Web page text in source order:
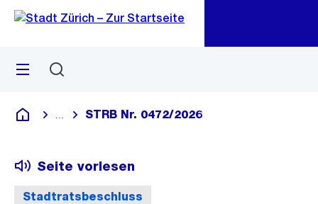
Navigation
Sprunglink
Menü
Deutsch
Blende alle Breadcrumbs ein
STRB Nr. 0472/2026
Stadtratsbeschluss
Seite vorlesen